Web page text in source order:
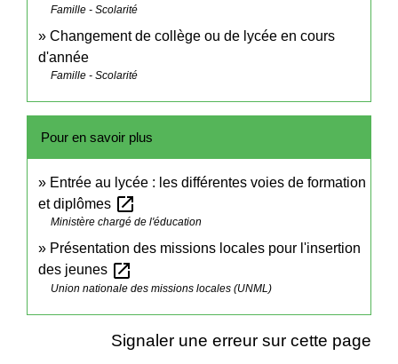
Famille - Scolarité
Changement de collège ou de lycée en cours
d'année
Famille - Scolarité
Pour en savoir plus
Entrée au lycée : les différentes voies de formation
et diplômes open_in_new
Ministère chargé de l'éducation
Présentation des missions locales pour l'insertion
des jeunes open_in_new
Union nationale des missions locales (UNML)
Signaler une erreur sur cette page